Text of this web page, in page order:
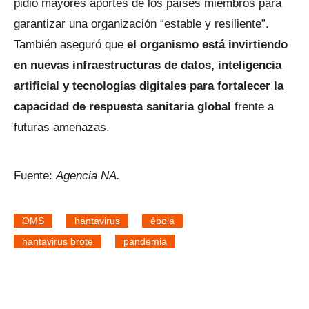
pidió mayores aportes de los países miembros para
garantizar una organización “estable y resiliente”.
También aseguró que el organismo está invirtiendo
en nuevas infraestructuras de datos, inteligencia
artificial y tecnologías digitales para fortalecer la
capacidad de respuesta sanitaria global frente a
futuras amenazas.
Fuente:Agencia NA.
OMS hantavirus
ébola
hantavirus brote
pandemia